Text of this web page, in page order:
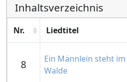
Inhaltsverzeichnis
Nr. Liedtitel
8
Ein Männlein steht im
Walde